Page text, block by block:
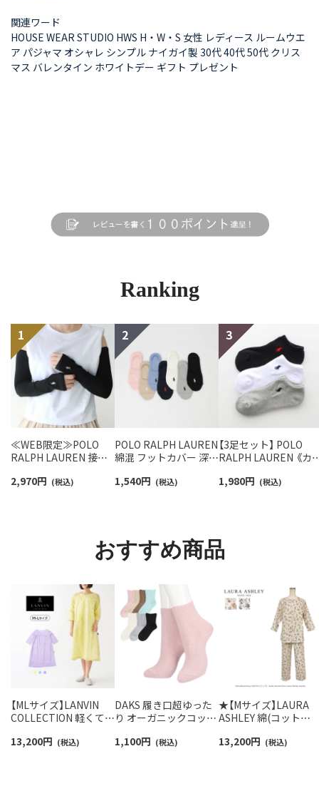
関連ワード
HOUSE WEAR STUDIO HWS H・W・S 女性 レディース ルームウエ
ア パジャマ オシャレ シンプル ナイガイ製 30代 40代 50代 クリス
マス バレンタイン ホワイトデー ギフト プレゼント
Ranking
≪WEB限定≫POLO
RALPH LAUREN 接触
ームカバー ＆ レッグウ
2,970円 (税込)
POLO RALPH LAUREN
綿混 フットカバー 深履
カバーソックス レディ
1,540円 (税込)
【3足セット】 POLO
RALPH LAUREN 《カ
ーチサポート ワンポ
1,980円 (税込)
おすすめ商品
【MLサイズ】LANVIN
COLLECTION 軽くて涼
通気性の良いリップル
13,200円 (税込)
DAKS 履き口超ゆった
り オーガニックコット
丈 ソックス レディース
1,100円 (税込)
★【Mサイズ】LAURA
ASHLEY 綿(コット
パジャマ 前ボタン 8分
13,200円 (税込)